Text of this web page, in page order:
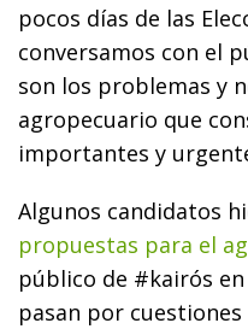
pocos días de las
conversamos con el
son los problemas y
agropecuario que
importantes y
Algunos candidatos
propuestas para el
público de #kairós
pasan por